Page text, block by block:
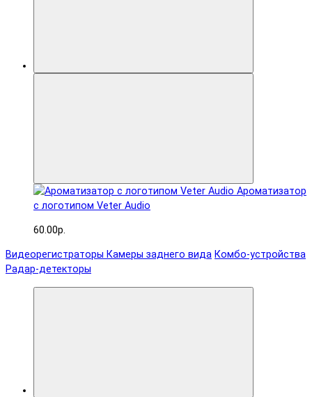
Ароматизатор
с логотипом Veter Audio
60.00р.
Видеорегистраторы Камеры заднего вида Комбо-устройства
Радар-детекторы